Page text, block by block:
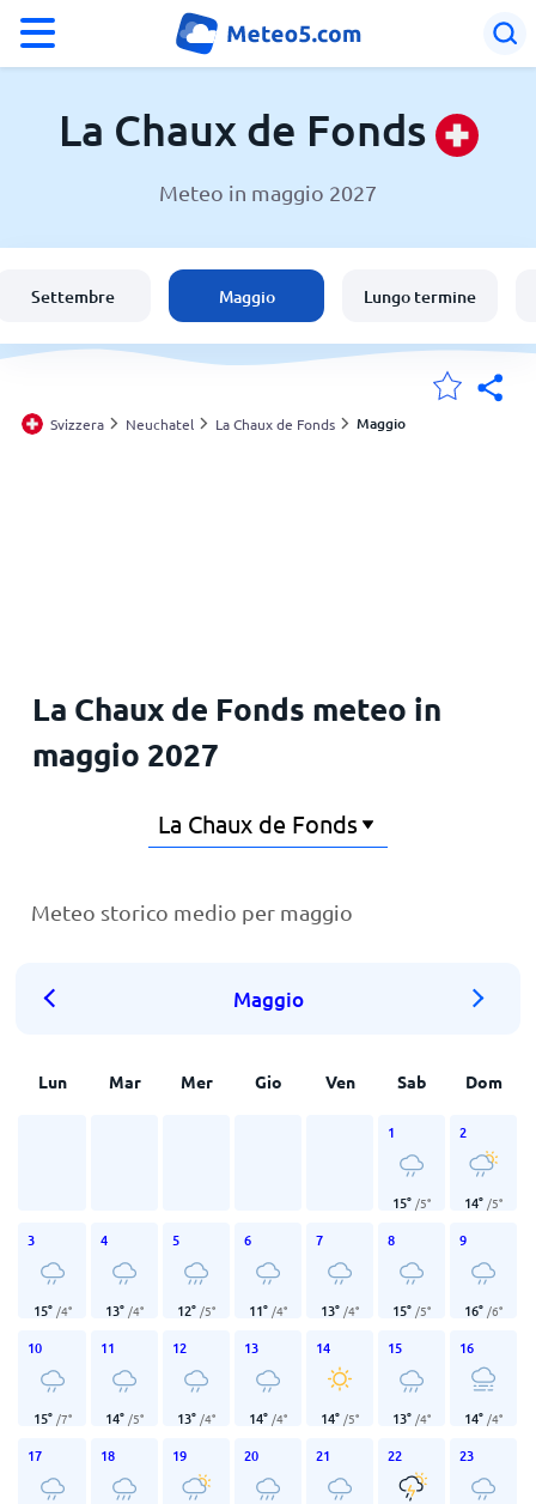
Meteo a La Chaux de Fonds
Italia
Le mie località
La Chaux de Fonds
Meteo in maggio 2027
Settembre Maggio Lungo termine
Svizzera Neuchatel La Chaux de Fonds Maggio
La Chaux de Fonds meteo in
maggio 2027
Meteo storico medio per maggio
Maggio
Lun Mar Mer Gio Ven Sab Dom
1
15° /5°
2
14° /5°
3
15° /4°
4
13° /4°
5
12° /5°
6
11° /4°
7
13° /4°
8
15° /5°
9
16° /6°
10
15° /7°
11
14° /5°
12
13° /4°
13
14° /4°
14
14° /5°
15
13° /4°
16
14° /4°
17 18 19 20 21 22 23